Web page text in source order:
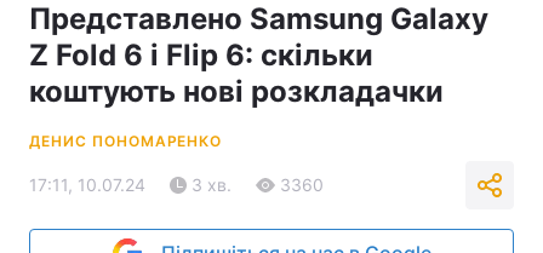
Представлено Samsung Galaxy
Z Fold 6 і Flip 6: скільки
коштують нові розкладачки
ДЕНИС ПОНОМАРЕНКО
17:11, 10.07.24 3 хв. 3360